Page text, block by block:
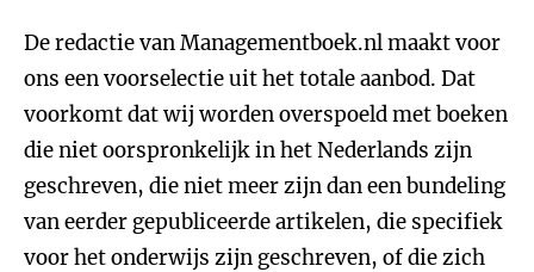
De redactie van Managementboek.nl maakt voor
ons een voorselectie uit het totale aanbod. Dat
voorkomt dat wij worden overspoeld met boeken
die niet oorspronkelijk in het Nederlands zijn
geschreven, die niet meer zijn dan een bundeling
van eerder gepubliceerde artikelen, die specifiek
voor het onderwijs zijn geschreven, of die zich